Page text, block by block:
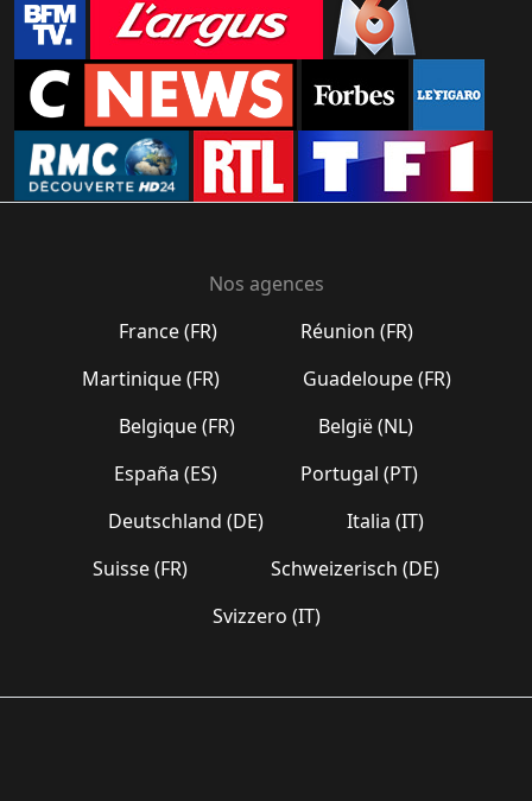
Nos agences
France (FR)
Réunion (FR)
Martinique (FR)
Guadeloupe (FR)
Belgique (FR)
België (NL)
España (ES)
Portugal (PT)
Deutschland (DE)
Italia (IT)
Suisse (FR)
Schweizerisch (DE)
Svizzero (IT)